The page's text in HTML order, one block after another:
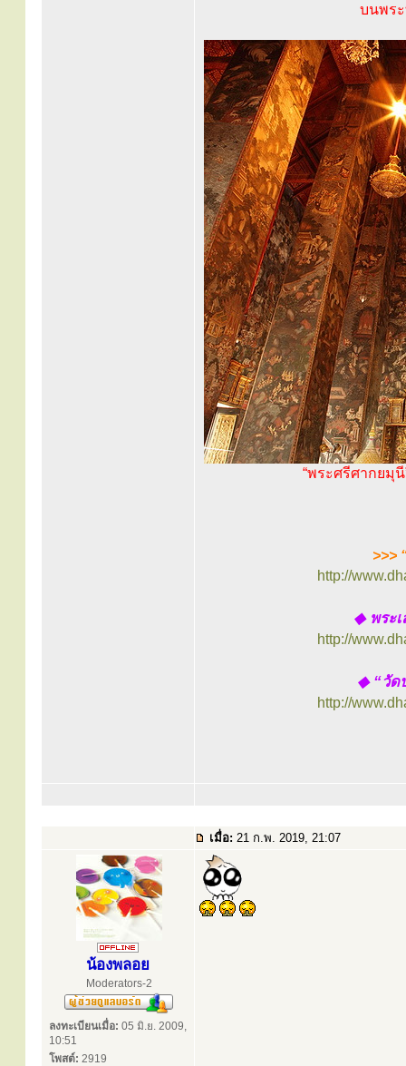
บนพร
“พระศรีศากยมุ
>>>
http://
◆ พระ
http://
◆ “วัด
http://
เมื่อ: 21 ก.พ. 2019, 21:07
น้องพลอย
Moderators-2
ลงทะเบียนเมื่อ: 05 มิ.ย. 2009,
10:51
โพสต์: 2919